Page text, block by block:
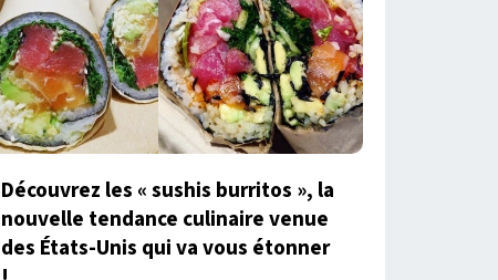
Découvrez les « sushis burritos », la
nouvelle tendance culinaire venue
des États-Unis qui va vous étonner